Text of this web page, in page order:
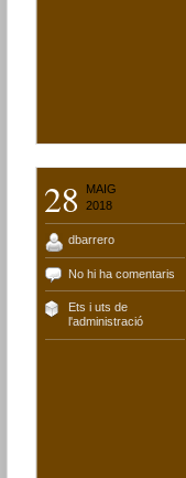
28
MAIG
2018
dbarrero
No hi ha comentaris
Ets i uts de
l'administració